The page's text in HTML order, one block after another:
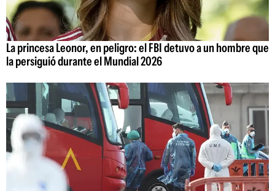
La princesa Leonor, en peligro: el FBI detuvo a un hombre que
la persiguió durante el Mundial 2026